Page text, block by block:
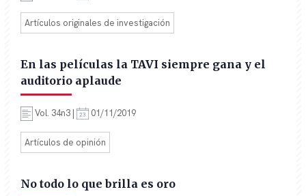
Artículos originales de investigación
En las películas la TAVI siempre gana y el
auditorio aplaude
Vol. 34n3 | 01/11/2019
Artículos de opinión
No todo lo que brilla es oro